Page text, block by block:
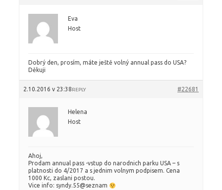
Eva
Host
Dobrý den, prosím, máte ještě volný annual pass do USA?
Děkuji
2.10.2016 v 23:38 #22681
REPLY
Helena
Host
Ahoj,
Prodam annual pass -vstup do narodnich parku USA – s
platnosti do 4/2017 a s jednim volnym podpisem. Cena
1000 Kc, zaslani postou.
Vice info: syndy.55@seznam